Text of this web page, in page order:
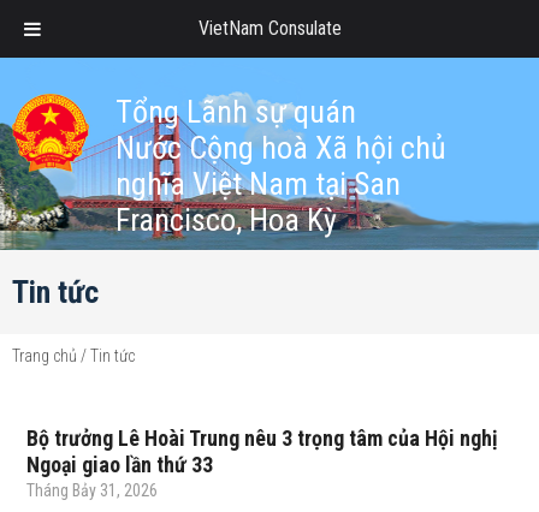
Tổng Lãnh sự quán
Nước Cộng hoà Xã hội chủ
nghĩa Việt Nam tại San
Francisco, Hoa Kỳ
Tin tức
Trang chủ /Tin tức
Bộ trưởng Lê Hoài Trung nêu 3 trọng tâm của Hội nghị
Ngoại giao lần thứ 33
Tháng Bảy 31, 2026
VietNam Consulate